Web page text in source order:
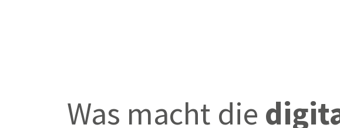
Was macht die